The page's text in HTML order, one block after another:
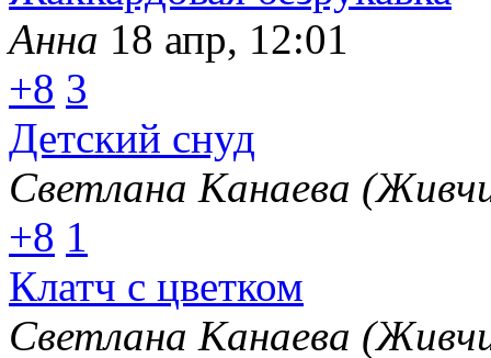
Анна 18 апр, 12:01
+8 3
Детский снуд
Светлана Канаева
+8 1
Клатч с цветком
Светлана Канаева